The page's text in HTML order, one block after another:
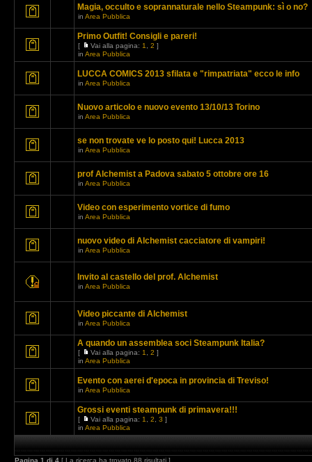
Magia, occulto e soprannaturale nello Steampunk: sì o no?
in Area Pubblica
Primo Outfit! Consigli e pareri!
[ Vai alla pagina: 1 2 ]
in Area Pubblica
LUCCA COMICS 2013 sfilata e "rimpatriata" ecco le info
in Area Pubblica
Nuovo articolo e nuovo evento 13/10/13 Torino
in Area Pubblica
se non trovate ve lo posto qui! Lucca 2013
in Area Pubblica
prof Alchemist a Padova sabato 5 ottobre ore 16
in Area Pubblica
Video con esperimento vortice di fumo
in Area Pubblica
nuovo video di Alchemist cacciatore di vampiri!
in Area Pubblica
Invito al castello del prof. Alchemist
in Area Pubblica
Video piccante di Alchemist
in Area Pubblica
A quando un assemblea soci Steampunk Italia?
[ Vai alla pagina: 1 2 ]
in Area Pubblica
Evento con aerei d'epoca in provincia di Treviso!
in Area Pubblica
Grossi eventi steampunk di primavera!!!
[ Vai alla pagina: 1 2 3 ]
in Area Pubblica
Pagina 1 di 4 [ La ricerca ha trovato 88 risultati ]